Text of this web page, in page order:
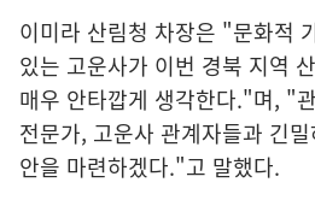
이미라 산림청 차장은 "문화적
있는 고운사가 이번 경북 지역
매우 안타깝게 생각한다."며, "
전문가, 고운사 관계자들과 긴
안을 마련하겠다."고 말했다.